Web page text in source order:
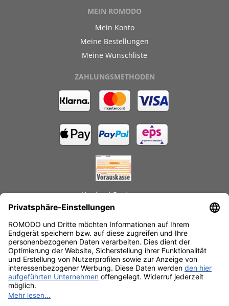
MEIN ROMODO
Mein Konto
Meine Bestellungen
Meine Wunschliste
ZAHLUNGSMETHODEN
Kauf auf Rechnung
Schnelle Lieferzeiten
Käuferschutz
Datenschutz
SSL-Verschlüsselung